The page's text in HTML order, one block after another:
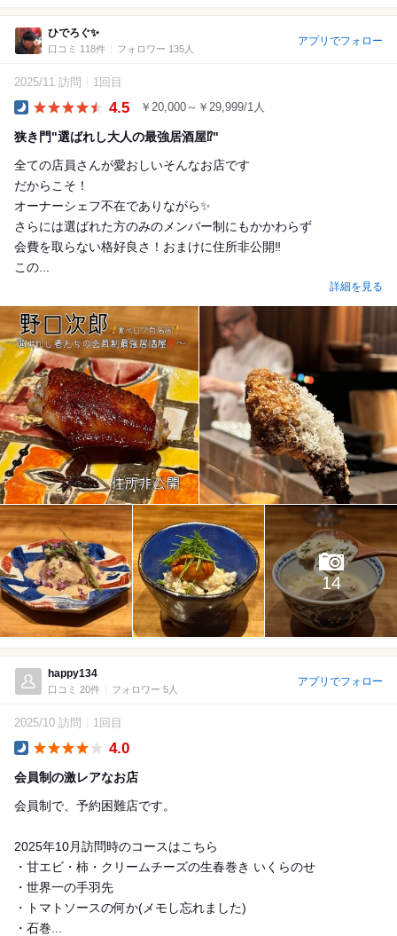
ひでろぐ✨
口コミ 118件 フォロワー 135人
アプリでフォロー
2025/11 訪問 1回目
4.5 ￥20,000～￥29,999/1人
狭き門"選ばれし大人の最強居酒屋⁉️"
全ての店員さんが愛おしいそんなお店です
だからこそ！
オーナーシェフ不在でありながら✨
さらには選ばれた方のみのメンバー制にもかかわらず
会費を取らない格好良さ！おまけに住所非公開‼️
この...
詳細を見る
14
happy134
口コミ 20件 フォロワー 5人
アプリでフォロー
2025/10 訪問 1回目
4.0
会員制の激レアなお店
会員制で、予約困難店です。
2025年10月訪問時のコースはこちら
・甘エビ・柿・クリームチーズの生春巻き いくらのせ
・世界一の手羽先
・トマトソースの何か(メモし忘れました)
・石巻...